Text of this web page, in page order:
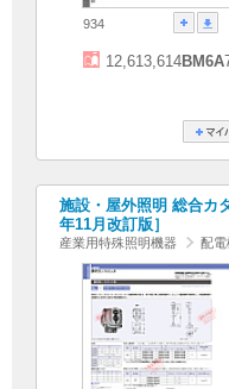
934
12,613,614BM6A
施設・屋外照明 総合カ
年11月改訂版］
産業用特殊照明機器 配電